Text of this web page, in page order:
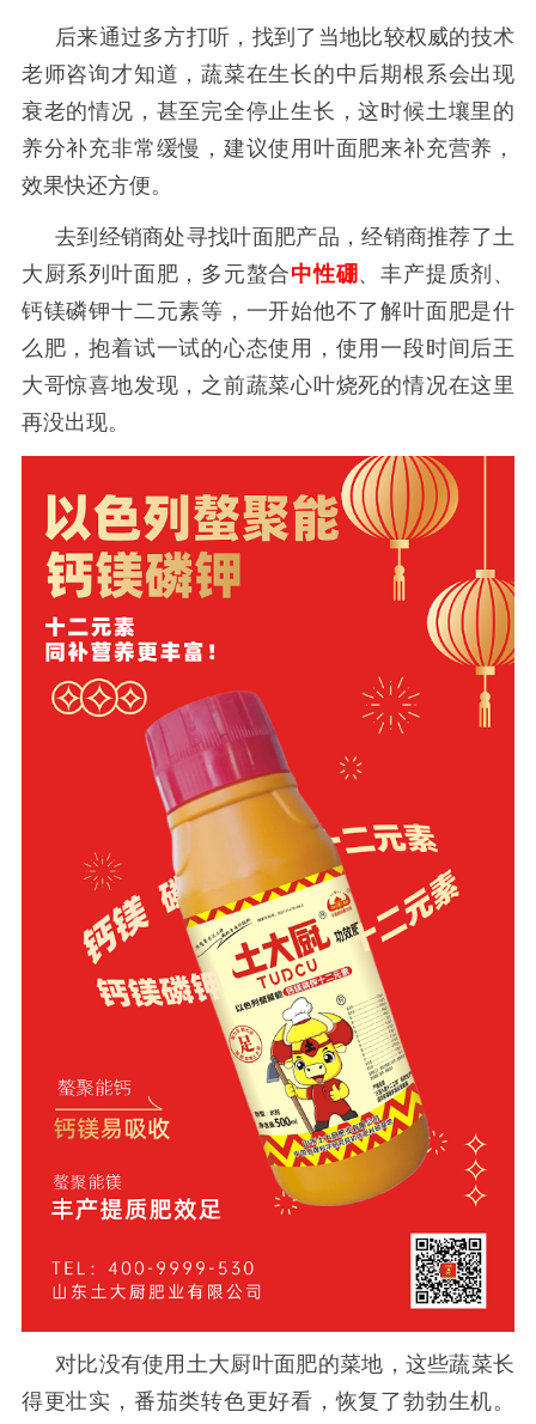
后来通过多方打听，找到了当地比较权威的技术
老师咨询才知道，蔬菜在生长的中后期根系会出现
衰老的情况，甚至完全停止生长，这时候土壤里的
养分补充非常缓慢，建议使用叶面肥来补充营养，
效果快还方便。
去到经销商处寻找叶面肥产品，经销商推荐了土
大厨系列叶面肥，多元螯合中性硼 、丰产提质剂、
钙镁磷钾十二元素等，一开始他不了解叶面肥是什
么肥，抱着试一试的心态使用，使用一段时间后王
大哥惊喜地发现，之前蔬菜心叶烧死的情况在这里
再没出现。
对比没有使用土大厨叶面肥的菜地，这些蔬菜长
得更壮实，番茄类转色更好看，恢复了勃勃生机。